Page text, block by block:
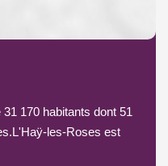
170 habitants dont 51
les-Roses est